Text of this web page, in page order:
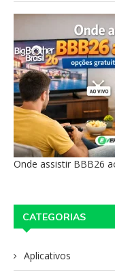
Onde assistir BBB26
CATEGORIAS
Aplicativos